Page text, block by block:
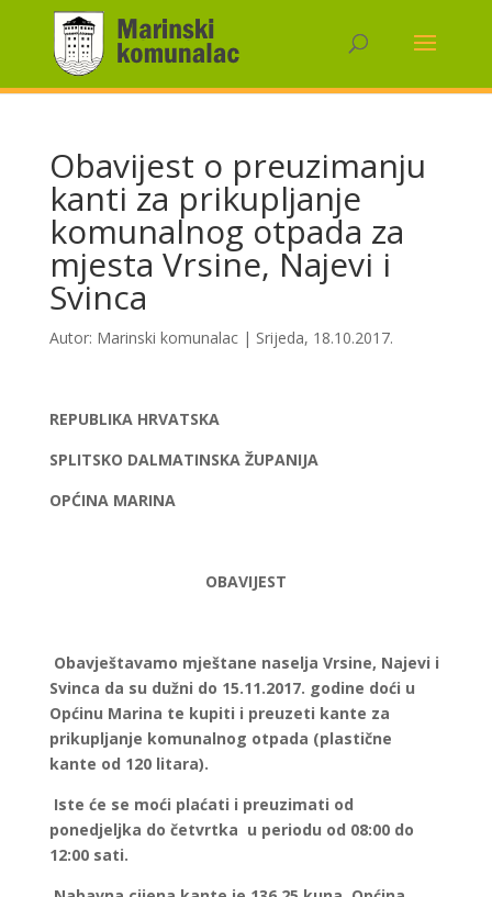
Obavijest o preuzimanju
kanti za prikupljanje
komunalnog otpada za
mjesta Vrsine, Najevi i
Svinca
Autor: Marinski komunalac| Srijeda, 18.10.2017.
REPUBLIKA HRVATSKA
SPLITSKO DALMATINSKA ŽUPANIJA
OPĆINA MARINA
OBAVIJEST
Obavještavamo mještane naselja Vrsine, Najevi i
Svinca da su dužni do 15.11.2017. godine doći u
Općinu Marina te kupiti i preuzeti kante za
prikupljanje komunalnog otpada (plastične
kante od 120 litara).
Iste će se moći plaćati i preuzimati od
ponedjeljka do četvrtka u periodu od 08:00 do
12:00 sati.